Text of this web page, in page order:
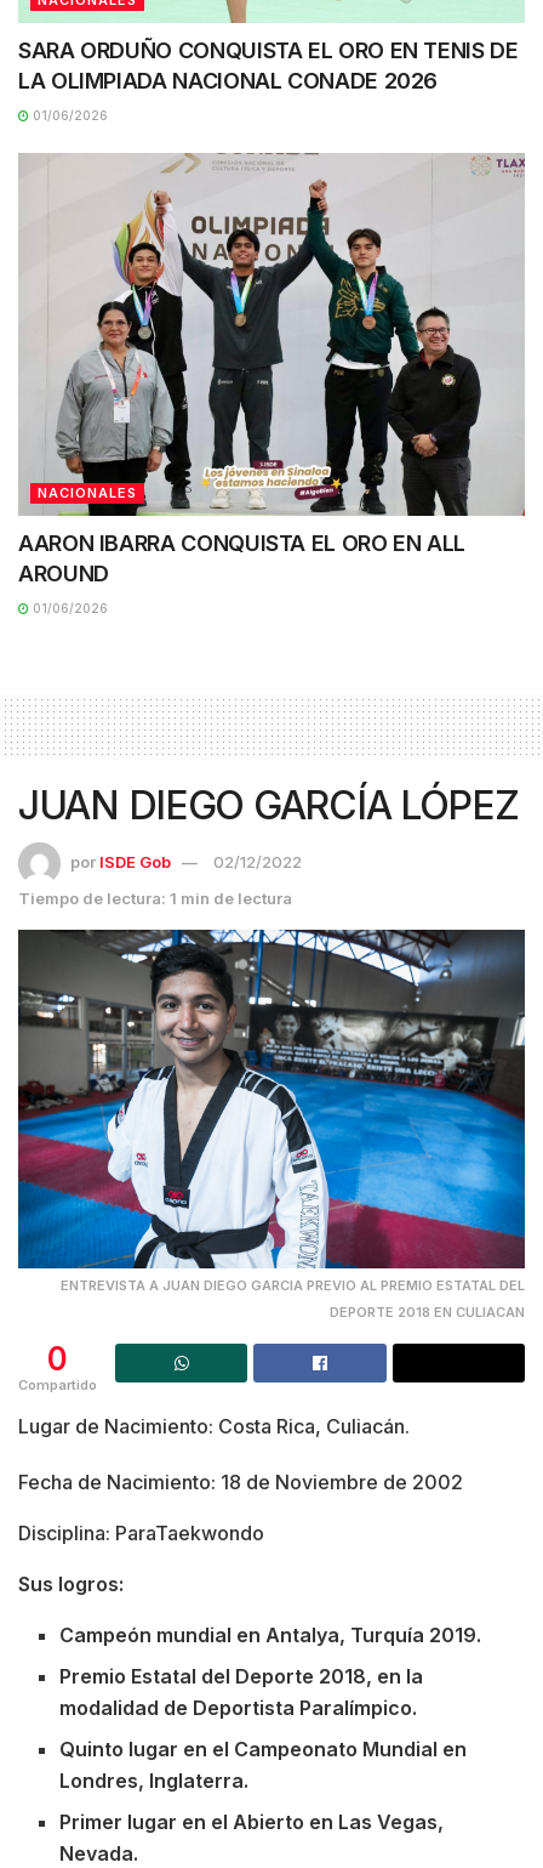
SARA ORDUÑO CONQUISTA EL ORO EN TENIS DE
LA OLIMPIADA NACIONAL CONADE 2026
01/06/2026
NACIONALES
AARON IBARRA CONQUISTA EL ORO EN ALL
AROUND
01/06/2026
JUAN DIEGO GARCÍA LÓPEZ
por ISDE Gob
02/12/2022
Tiempo de lectura: 1 min de lectura
ENTREVISTA A JUAN DIEGO GARCIA PREVIO AL PREMIO ESTATAL DEL
DEPORTE 2018 EN CULIACAN
0
Compartido
Lugar de Nacimiento: Costa Rica, Culiacán.
Fecha de Nacimiento: 18 de Noviembre de 2002
Disciplina: ParaTaekwondo
Sus logros:
Campeón mundial en Antalya, Turquía 2019.
Premio Estatal del Deporte 2018, en la
modalidad de Deportista Paralímpico.
Quinto lugar en el Campeonato Mundial en
Londres, Inglaterra.
Primer lugar en el Abierto en Las Vegas,
Nevada.